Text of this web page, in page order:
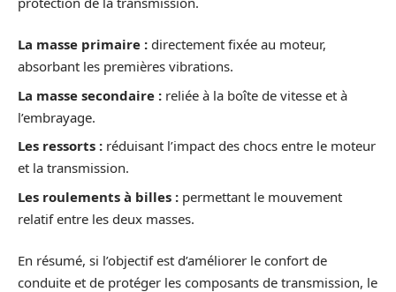
La masse primaire : directement fixée au moteur,
absorbant les premières vibrations.
La masse secondaire : reliée à la boîte de vitesse et à
l’embrayage.
Les ressorts : réduisant l’impact des chocs entre le moteur
et la transmission.
Les roulements à billes : permettant le mouvement
relatif entre les deux masses.
En résumé, si l’objectif est d’améliorer le confort de
conduite et de protéger les composants de transmission, le